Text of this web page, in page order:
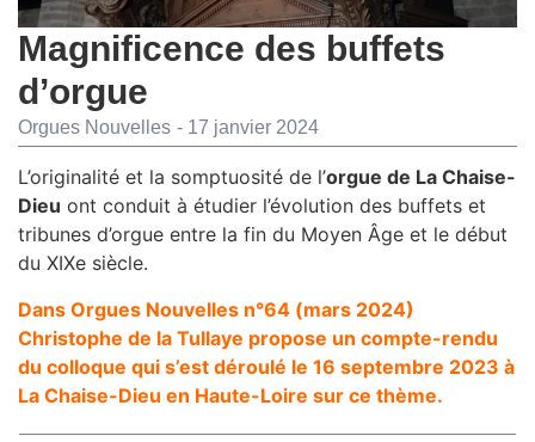
Magnificence des buffets
d’orgue
Orgues Nouvelles - 17 janvier 2024
L’originalité et la somptuosité de l’orgue de La Chaise-
Dieu ont conduit à étudier l’évolution des buffets et
tribunes d’orgue entre la fin du Moyen Âge et le début
du XIXe siècle.
Dans Orgues Nouvelles n°64 (mars 2024)
Christophe de la Tullaye propose un compte-rendu
du colloque qui s’est déroulé le 16 septembre 2023 à
La Chaise-Dieu en Haute-Loire sur ce thème.